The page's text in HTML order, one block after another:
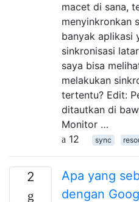
macet di sana,
menyinkronkan
banyak aplikasi
sinkronisasi
saya bisa
melakukan
tertentu? Edit:
ditautkan di
Monitor …
12
sync
2
Apa yang
dengan